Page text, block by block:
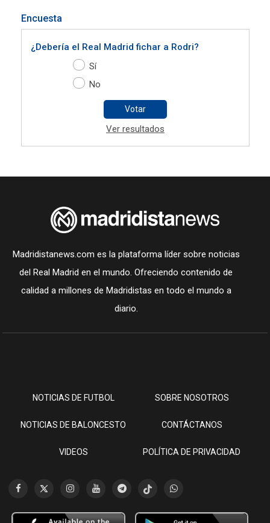
Encuesta
¿Debería el Real Madrid fichar a Rodri?
Sí
No
Votar
Ver resultados
Madridistanews.com es la plataforma líder sobre noticias
del Real Madrid en el mundo. Ofreciendo contenido de
calidad a millones de Madridistas en todo el mundo a
diario.
NOTICIAS DE FUTBOL
NOTICIAS DE BALONCESTO
VIDEOS
SOBRE NOSOTROS
CONTÁCTANOS
POLÍTICA DE PRIVACIDAD